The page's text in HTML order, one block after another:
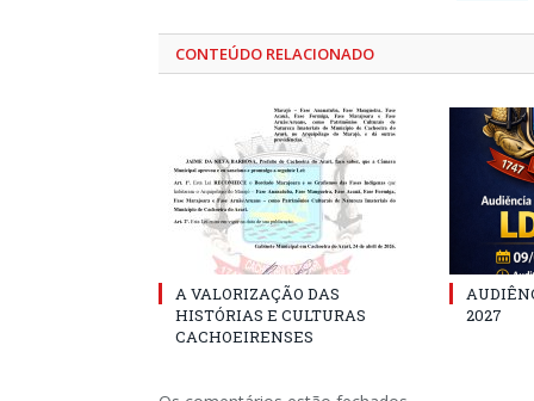
CONTEÚDO RELACIONADO
A VALORIZAÇÃO DAS
HISTÓRIAS E CULTURAS
CACHOEIRENSES
2027